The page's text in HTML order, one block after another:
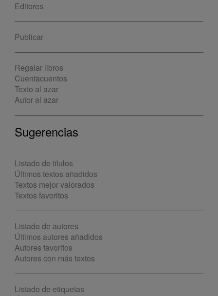
Editores
Publicar
Regalar libros
Cuentacuentos
Texto al azar
Autor al azar
Sugerencias
Listado de títulos
Últimos textos añadidos
Textos mejor valorados
Textos favoritos
Listado de autores
Últimos autores añadidos
Autores favoritos
Autores con más textos
Listado de etiquetas